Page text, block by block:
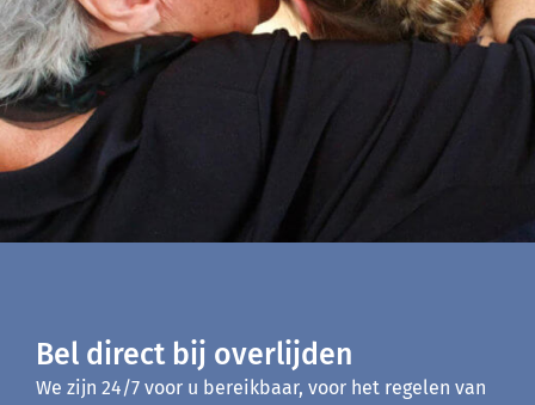
Bel direct bij overlijden
We zijn 24/7 voor u bereikbaar, voor het regelen van